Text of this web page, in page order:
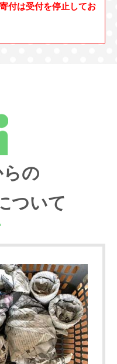
付は受付を停止してお
らの
ついて